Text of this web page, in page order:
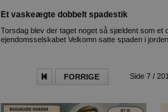
Et vaskeægte dobbelt spadestik
Torsdag blev der taget noget så sjældent som et
ejendomsselskabet Velkomn satte spaden i
FORRIGE Side 7 /